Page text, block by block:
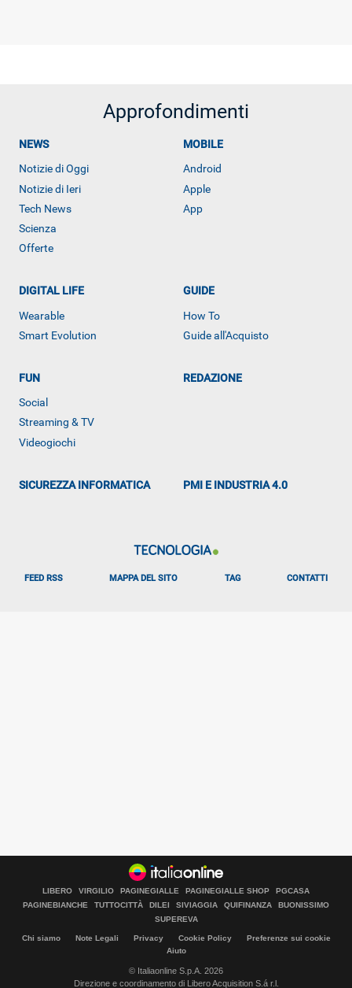
ALTRO
Approfondimenti
NEWS
Notizie di Oggi
Notizie di Ieri
Tech News
Scienza
Offerte
MOBILE
Android
Apple
App
DIGITAL LIFE
Wearable
Smart Evolution
GUIDE
How To
Guide all'Acquisto
FUN
Social
Streaming & TV
Videogiochi
REDAZIONE
SICUREZZA INFORMATICA PMI E INDUSTRIA 4.0
FEED RSS MAPPA DEL SITO TAG CONTATTI
LIBERO VIRGILIO PAGINEGIALLE PAGINEGIALLE SHOP
PGCASA
PAGINEBIANCHE
TUTTOCITTÀ DILEI SIVIAGGIA QUIFINANZA
BUONISSIMO
SUPEREVA
Chi siamo Note Legali Privacy Cookie Policy
Preferenze sui cookie
Aiuto
© Italiaonline S.p.A. 2026
Direzione e coordinamento di Libero Acquisition S.á r.l.